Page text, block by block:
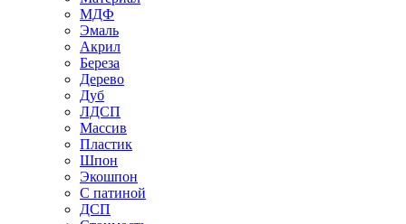
МДФ
Эмаль
Акрил
Береза
Дерево
Дуб
ЛДСП
Массив
Пластик
Шпон
Экошпон
С патиной
ДСП